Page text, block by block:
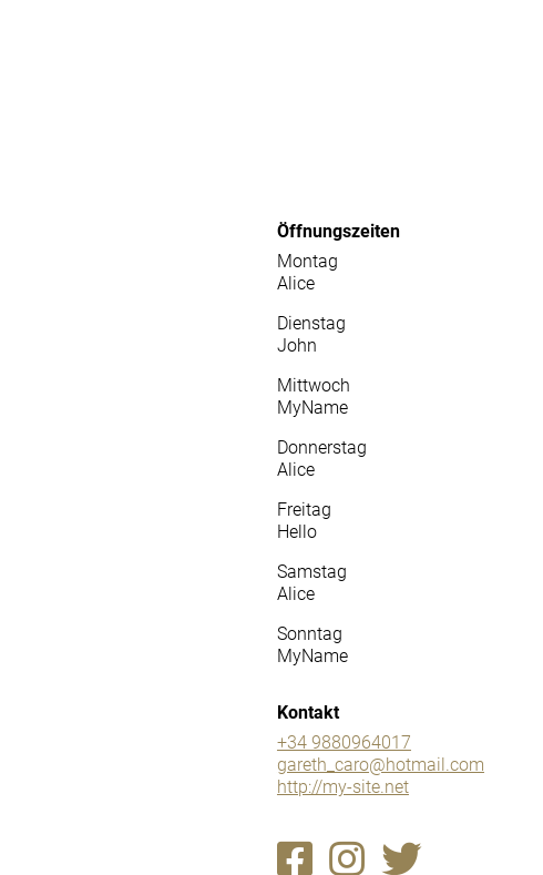
Öffnungszeiten
Montag
Alice
Dienstag
John
Mittwoch
MyName
Donnerstag
Alice
Freitag
Hello
Samstag
Alice
Sonntag
MyName
Kontakt
+34 9880964017
gareth_caro@hotmail.com
http://my-site.net